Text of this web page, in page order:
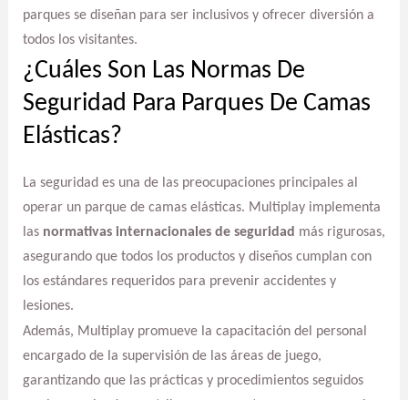
parques se diseñan para ser inclusivos y ofrecer diversión a
todos los visitantes.
¿Cuáles Son Las Normas De
Seguridad Para Parques De Camas
Elásticas?
La seguridad es una de las preocupaciones principales al
operar un parque de camas elásticas. Multiplay implementa
las normativas internacionales de seguridad más rigurosas,
asegurando que todos los productos y diseños cumplan con
los estándares requeridos para prevenir accidentes y
lesiones.
Además, Multiplay promueve la capacitación del personal
encargado de la supervisión de las áreas de juego,
garantizando que las prácticas y procedimientos seguidos